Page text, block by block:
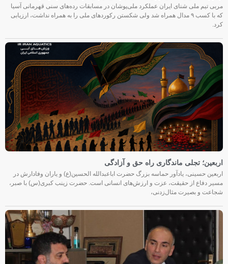
مربی تیم ملی شنای ایران عملکرد ملی‌پوشان در مسابقات رده‌های سنی قهرمانی آسیا
که با کسب ۹ مدال همراه شد ولی شکستن رکوردهای ملی را به همراه نداشت، ارزیابی
کرد.
اربعین؛ تجلی ماندگاری راه حق و آزادگی
اربعین حسینی، یادآور حماسه بزرگ حضرت اباعبدالله الحسین(ع) و یاران وفادارش در
مسیر دفاع از حقیقت، عزت و ارزش‌های انسانی است. حضرت زینب کبری(س) با صبر،
شجاعت و بصیرت مثال‌زدنی،